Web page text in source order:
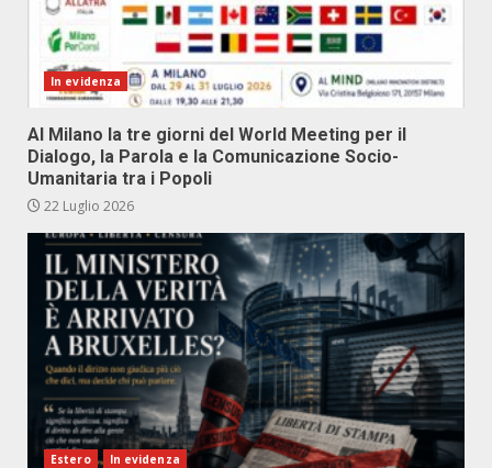
In evidenza
Al Milano la tre giorni del World Meeting per il
Dialogo, la Parola e la Comunicazione Socio-
Umanitaria tra i Popoli
22 Luglio 2026
Estero In evidenza